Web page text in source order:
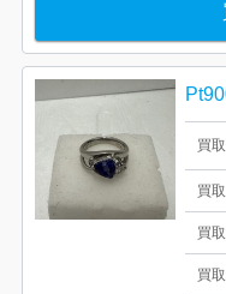
買
買
買
買